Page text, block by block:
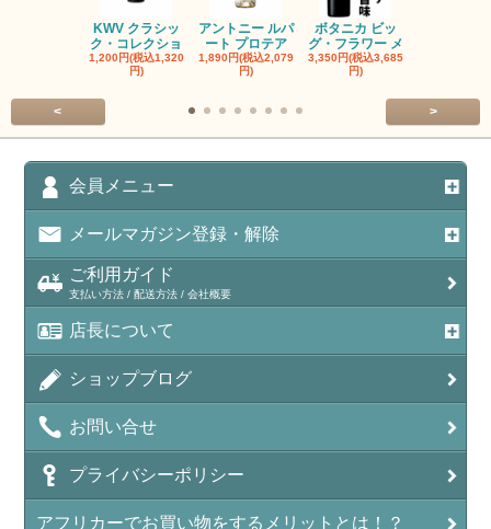
KWV クラシッ
ク・コレクショ
1,200円(税込1,320
円)
アントニー ルパ
ート プロテア
1,890円(税込2,079
円)
ボタニカ ビッ
グ・フラワー メ
3,350円(税込3,685
円)
< >
会員メニュー
メールマガジン登録・解除
ご利用ガイド
支払い方法 / 配送方法 / 会社概要
店長について
ショップブログ
お問い合せ
プライバシーポリシー
アフリカーでお買い物をするメリットとは！？